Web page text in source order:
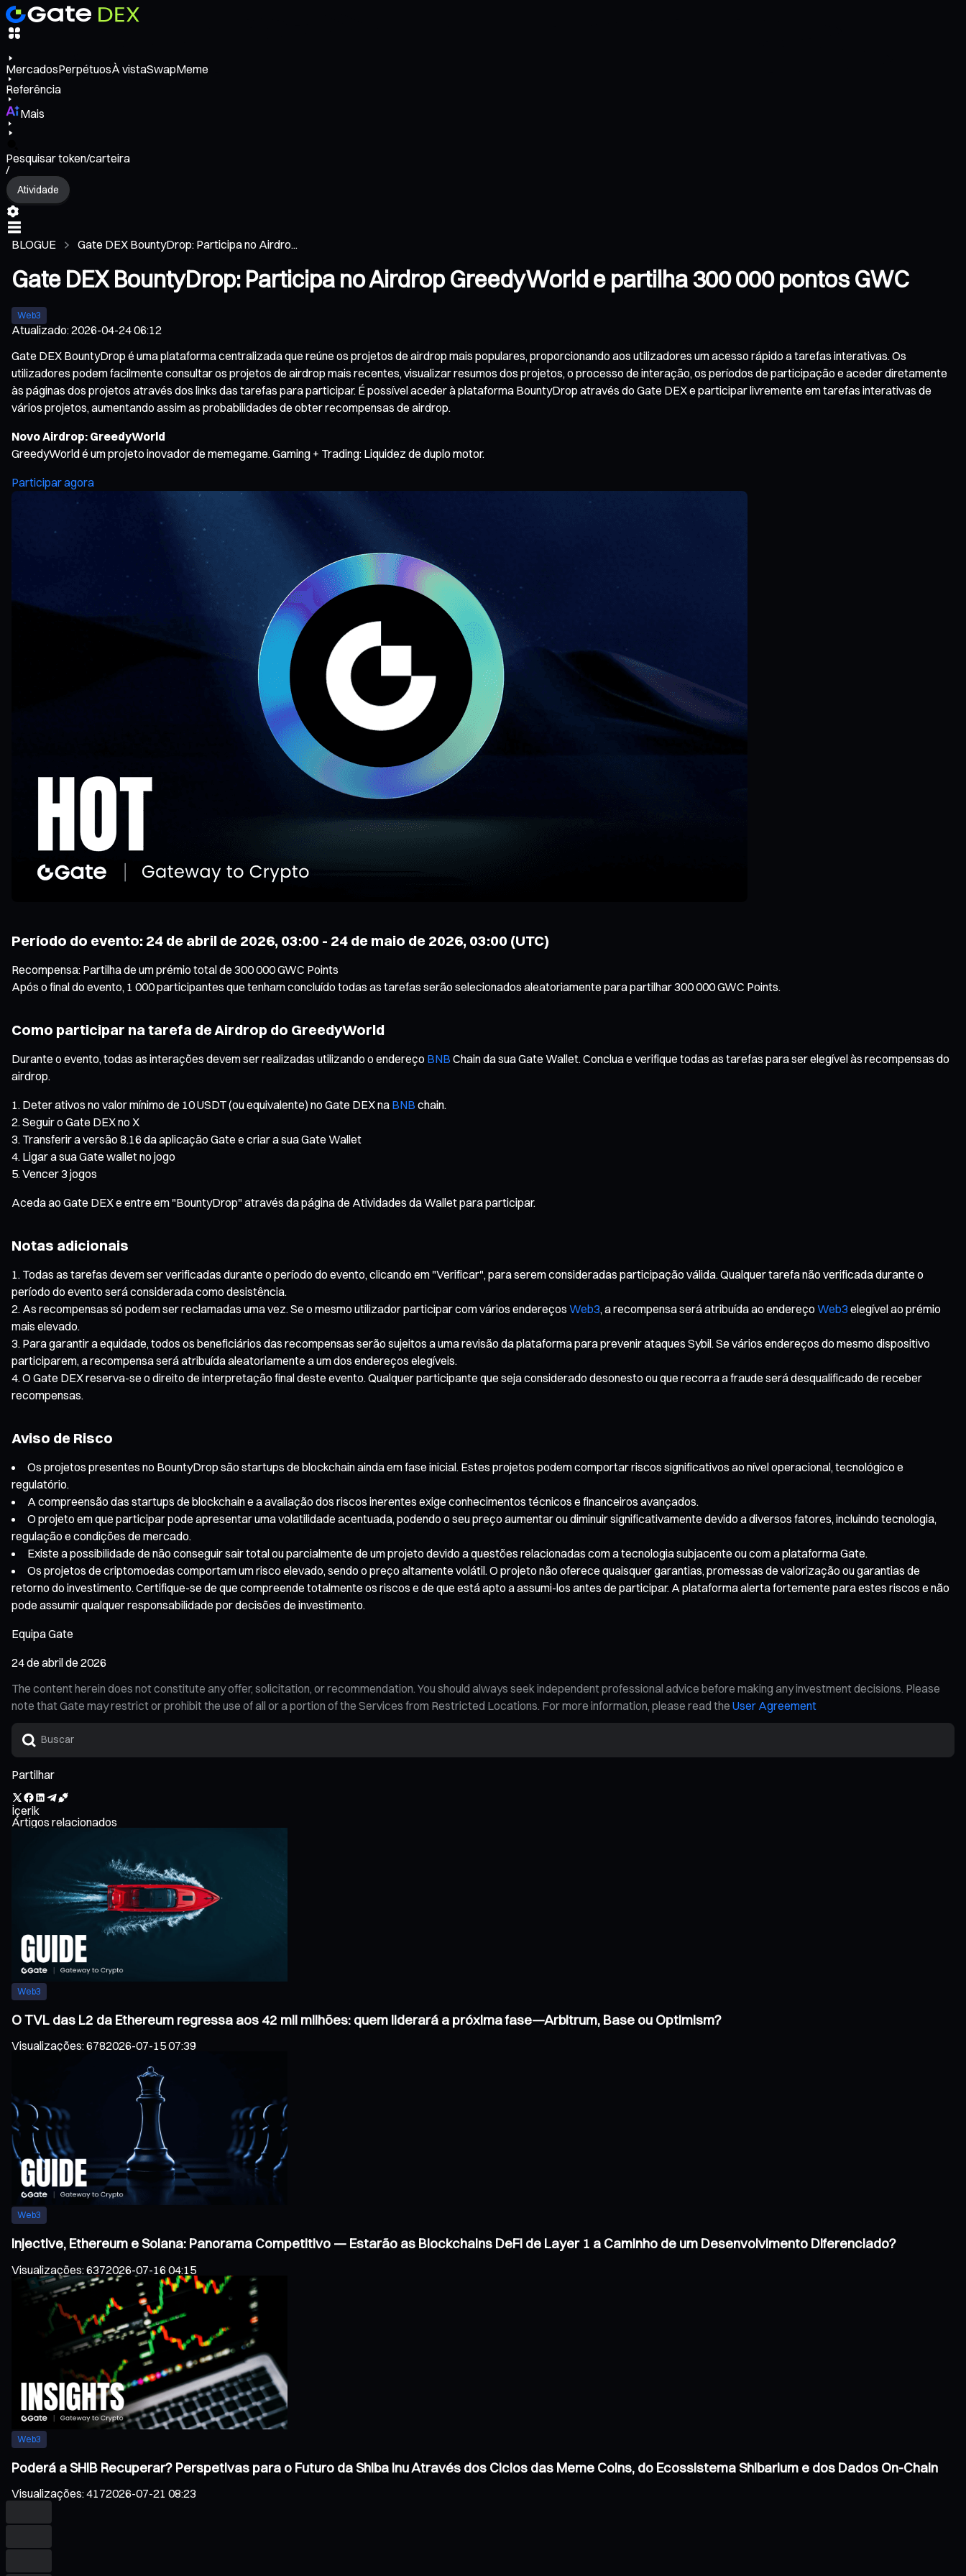
MercadosPerpétuosÀ vistaSwapMeme
Referência
Mais
Pesquisar token/carteira
/
Atividade
BLOGUE Gate DEX BountyDrop: Participa no Airdro...
Gate DEX BountyDrop: Participa no Airdrop GreedyWorld e partilha 300 000 pontos GWC
Web3
Atualizado:2026-04-24 06:12
Gate DEX BountyDrop é uma plataforma centralizada que reúne os projetos de airdrop mais populares, proporcionando aos utilizadores um acesso rápido a tarefas interativas. Os
utilizadores podem facilmente consultar os projetos de airdrop mais recentes, visualizar resumos dos projetos, o processo de interação, os períodos de participação e aceder diretamente
às páginas dos projetos através dos links das tarefas para participar. É possível aceder à plataforma BountyDrop através do Gate DEX e participar livremente em tarefas interativas de
vários projetos, aumentando assim as probabilidades de obter recompensas de airdrop.
Novo Airdrop: GreedyWorld
GreedyWorld é um projeto inovador de memegame. Gaming + Trading: Liquidez de duplo motor.
Participar agora
Período do evento: 24 de abril de 2026, 03:00 - 24 de maio de 2026, 03:00 (UTC)
Recompensa: Partilha de um prémio total de 300 000 GWC Points
Após o final do evento, 1 000 participantes que tenham concluído todas as tarefas serão selecionados aleatoriamente para partilhar 300 000 GWC Points.
Como participar na tarefa de Airdrop do GreedyWorld
Durante o evento, todas as interações devem ser realizadas utilizando o endereço BNB Chain da sua Gate Wallet. Conclua e verifique todas as tarefas para ser elegível às recompensas do
airdrop.
Deter ativos no valor mínimo de 10 USDT (ou equivalente) no Gate DEX na BNB chain.
Seguir o Gate DEX no X
Transferir a versão 8.16 da aplicação Gate e criar a sua Gate Wallet
Ligar a sua Gate wallet no jogo
Vencer 3 jogos
Aceda ao Gate DEX e entre em "BountyDrop" através da página de Atividades da Wallet para participar.
Notas adicionais
Todas as tarefas devem ser verificadas durante o período do evento, clicando em "Verificar", para serem consideradas participação válida. Qualquer tarefa não verificada durante o
período do evento será considerada como desistência.
As recompensas só podem ser reclamadas uma vez. Se o mesmo utilizador participar com vários endereços Web3, a recompensa será atribuída ao endereçoWeb3 elegível ao prémio
mais elevado.
Para garantir a equidade, todos os beneficiários das recompensas serão sujeitos a uma revisão da plataforma para prevenir ataques Sybil. Se vários endereços do mesmo dispositivo
participarem, a recompensa será atribuída aleatoriamente a um dos endereços elegíveis.
O Gate DEX reserva-se o direito de interpretação final deste evento. Qualquer participante que seja considerado desonesto ou que recorra a fraude será desqualificado de receber
recompensas.
Aviso de Risco
Os projetos presentes no BountyDrop são startups de blockchain ainda em fase inicial. Estes projetos podem comportar riscos significativos ao nível operacional, tecnológico e
regulatório.
A compreensão das startups de blockchain e a avaliação dos riscos inerentes exige conhecimentos técnicos e financeiros avançados.
O projeto em que participar pode apresentar uma volatilidade acentuada, podendo o seu preço aumentar ou diminuir significativamente devido a diversos fatores, incluindo tecnologia,
regulação e condições de mercado.
Existe a possibilidade de não conseguir sair total ou parcialmente de um projeto devido a questões relacionadas com a tecnologia subjacente ou com a plataforma Gate.
Os projetos de criptomoedas comportam um risco elevado, sendo o preço altamente volátil. O projeto não oferece quaisquer garantias, promessas de valorização ou garantias de
retorno do investimento. Certifique-se de que compreende totalmente os riscos e de que está apto a assumi-los antes de participar. A plataforma alerta fortemente para estes riscos e não
pode assumir qualquer responsabilidade por decisões de investimento.
Equipa Gate
24 de abril de 2026
The content herein does not constitute any offer, solicitation, or recommendation. You should always seek independent professional advice before making any investment decisions. Please
note that Gate may restrict or prohibit the use of all or a portion of the Services from Restricted Locations. For more information, please read the User Agreement
Partilhar
İçerik
Artigos relacionados
Web3
O TVL das L2 da Ethereum regressa aos 42 mil milhões: quem liderará a próxima fase—Arbitrum, Base ou Optimism?
Visualizações:6782026-07-15 07:39
Web3
Injective, Ethereum e Solana: Panorama Competitivo — Estarão as Blockchains DeFi de Layer 1 a Caminho de um Desenvolvimento Diferenciado?
Visualizações:6372026-07-16 04:15
Web3
Poderá a SHIB Recuperar? Perspetivas para o Futuro da Shiba Inu Através dos Ciclos das Meme Coins, do Ecossistema Shibarium e dos Dados On-Chain
Visualizações:4172026-07-21 08:23